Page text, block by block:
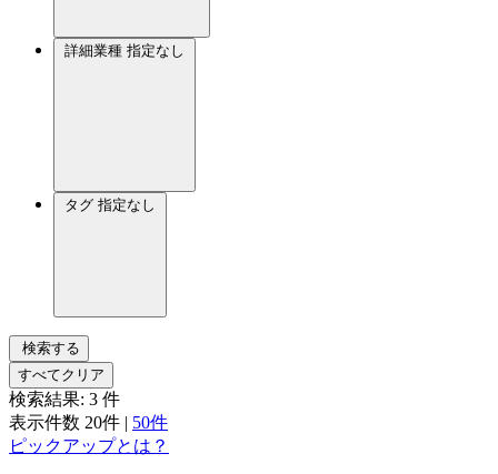
詳細業種 指定なし
タグ 指定なし
検索する
すべてクリア
検索結果: 3 件
表示件数 20件 | 50件
ピックアップとは？